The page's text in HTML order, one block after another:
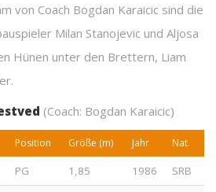
von Coach Bogdan Karaicic sind die
Milan Stanojevic und Aljosa
Hünen unter den Brettern, Liam
(Coach: Bogdan Karaicic)
Position Größe (m) Jahr Nat.
PG 1,85 1986 SRB